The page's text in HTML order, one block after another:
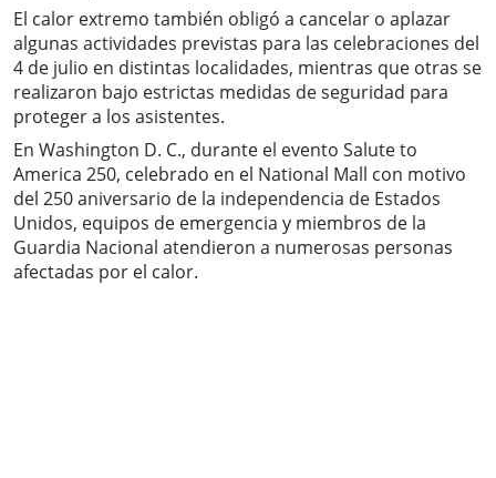
El calor extremo también obligó a cancelar o aplazar
algunas actividades previstas para las celebraciones del
4 de julio en distintas localidades, mientras que otras se
realizaron bajo estrictas medidas de seguridad para
proteger a los asistentes.
En Washington D. C., durante el evento Salute to
America 250, celebrado en el National Mall con motivo
del 250 aniversario de la independencia de Estados
Unidos, equipos de emergencia y miembros de la
Guardia Nacional atendieron a numerosas personas
afectadas por el calor.